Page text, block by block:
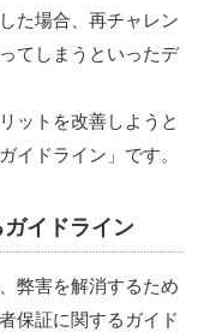
た場合、再チャレン
てしまうといったデ
ットを改善しようと
イドライン」です。
ガイドライン
弊害を解消するため
保証に関するガイド